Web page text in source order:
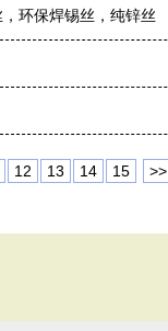
环保焊锡丝，纯锌丝
12 13 14 15 >>